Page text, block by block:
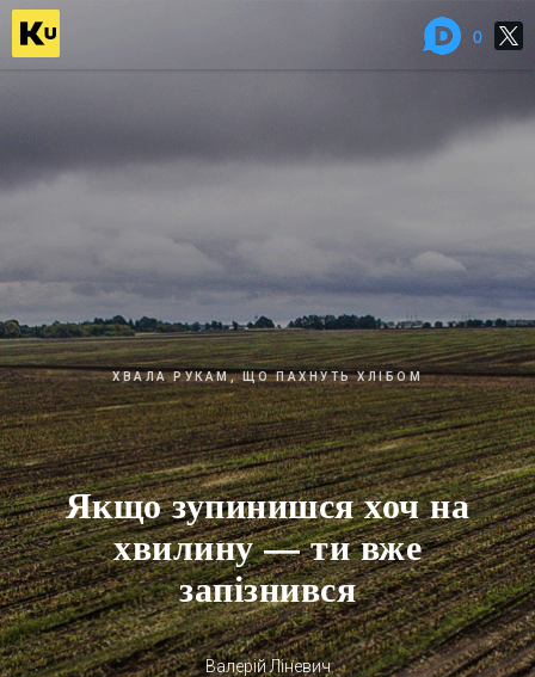
0
ХВАЛА РУКАМ, ЩО ПАХНУТЬ ХЛІБОМ
Якщо зупинишся хоч на
хвилину — ти вже
запізнився
Валерій Ліневич
0